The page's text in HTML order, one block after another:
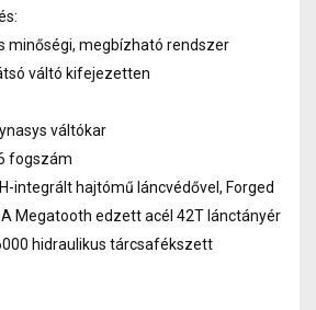
minőségi, megbízható rendszer
váltó kifejezetten
váltókar
fogszám
integrált hajtómű láncvédővel, Forged
Megatooth edzett acél 42T lánctányér
hidraulikus tárcsafékszett